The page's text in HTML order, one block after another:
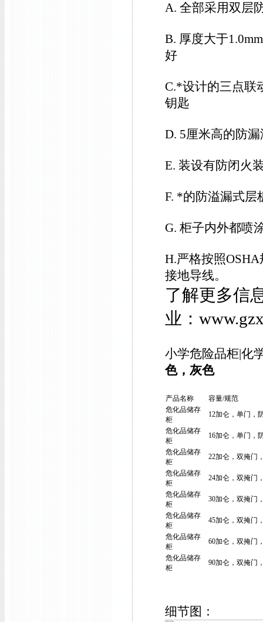
A. 全部采用双层
B. 厚度大于
好
C.*设计的三点联
钥匙
D. 5厘米高的防
E. 装设有防闭火
F. *的防溢漏式层
G. 柜子内外都喷
H.严格按照
接地导线。
了解更多信
业：
小学危险品柜|化
色，灰色
产品名称 容量/规范
危化品储存
柜
12加仑，单门，
危化品储存
柜
16加仑，单门，
危化品储存
柜
22加仑，双掩门
危化品储存
柜
24加仑，双掩门
危化品储存
柜
30加仑，双掩门
危化品储存
柜
45加仑，双掩门
危化品储存
柜
60加仑，双掩门
危化品储存
柜
90加仑，双掩门
细节图：